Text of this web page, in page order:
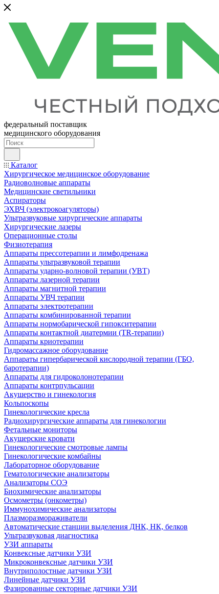
федеральный поставщик
медицинского оборудования
Каталог
Хирургическое медицинское оборудование
Радиоволновые аппараты
Медицинские светильники
Аспираторы
ЭХВЧ (электрокоагуляторы)
Ультразвуковые хирургические аппараты
Хирургические лазеры
Операционные столы
Физиотерапия
Аппараты прессотерапии и лимфодренажа
Аппараты ультразвуковой терапии
Аппараты ударно-волновой терапии (УВТ)
Аппараты лазерной терапии
Аппараты магнитной терапии
Аппараты УВЧ терапии
Аппараты электротерапии
Аппараты комбинированной терапии
Аппараты нормобарической гипокситерапии
Аппараты контактной диатермии (TR-терапии)
Аппараты криотерапии
Гидромассажное оборудование
Аппараты гипербарической кислородной терапии (ГБО,
баротерапии)
Аппараты для гидроколонотерапии
Аппараты контрпульсации
Акушерство и гинекология
Кольпоскопы
Гинекологические кресла
Радиохирургические аппараты для гинекологии
Фетальные мониторы
Акушерские кровати
Гинекологические смотровые лампы
Гинекологические комбайны
Лабораторное оборудование
Гематологические анализаторы
Анализаторы СОЭ
Биохимические анализаторы
Осмометры (онкометры)
Иммунохимические анализаторы
Плазморазмораживатели
Автоматические станции выделения ДНК, НК, белков
Ультразвуковая диагностика
УЗИ аппараты
Конвексные датчики УЗИ
Микроконвексные датчики УЗИ
Внутриполостные датчики УЗИ
Линейные датчики УЗИ
Фазированные секторные датчики УЗИ